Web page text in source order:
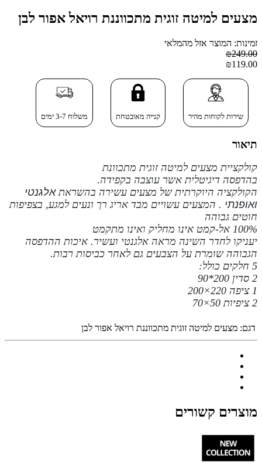
מצעים למיטה זוגית מתכווננת רויאל אפור לבן
זמינות: המוצר אזל מהמלאי
₪249.00
₪119.00
שירות לקוחות מהיר קנייה מאובטחת משלוח 3-7 ימים
תיאור
קולקציית מצעים למיטה זוגית מתכוונת
בהדפסה דיגיטלית אשר עוצבה בקפידה.
הקולקציה היוקרתית של מצעים עשירה בהשראתאלגנטי
ואופנתי . המצעים עשויים מבד אריג רך ונעים למגע, בצפיפות
חוטים גבוהה
100% אל-קמט
אינו מחליק ואינו מתקמט
יעניקו לחדר השינה מראה אלגנטי ועשיר. איכות ההדפסה
הגבוהה שומרת על הצבעים גם לאחר כביסות רבות.
5 חלקים כולל:
2 סדין 200*90
1 ציפה 220×200
2 ציפיות 50×70
דגם: מצעים למיטה זוגית מתכווננת רויאל אפור לבן
מוצרים קשורים